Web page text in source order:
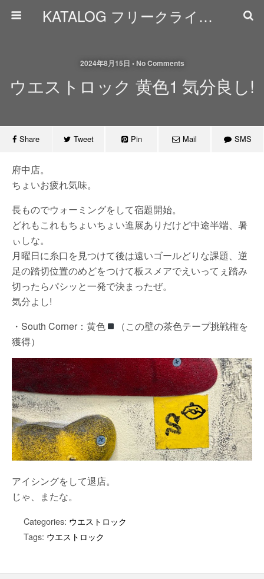
KATALOG フリークライミング日誌
2024年8月15日 • No Comments
ウエストロック 黄色1 気分良し!
Share Tweet Pin Mail SMS
府中店。
ちょいお疲れ気味。
長ものでウォーミングをして宿題開始。
どれもこれもちょいちょい進展ありだけど中途半端、暑
ぃしな。
月曜日に糸口を見つけて後は遠いゴールどりな課題、逆
足の踏切位置のめどをつけて板スメアでえいってぇ踏み
切ったらパシッと一発で決まったぜ。
気分よし!
・South Corner：黄色
（この壁の茶色テープ挑戦権を
獲得）
アイシングをして退店。
じゃ、またな。
Categories: ウエストロック
Tags: ウエストロック